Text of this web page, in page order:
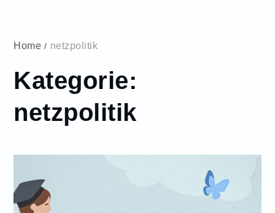
Home netzpolitik
Kategorie:
netzpolitik